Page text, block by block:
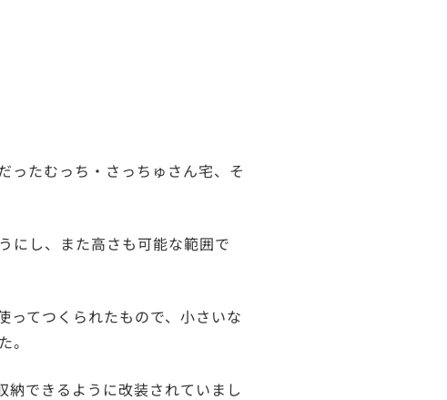
ったむっち・さっちゅさん宅、そ
にし、また高さも可能な範囲で
ってつくられたもので、小さいな
。
納できるように改装されていまし